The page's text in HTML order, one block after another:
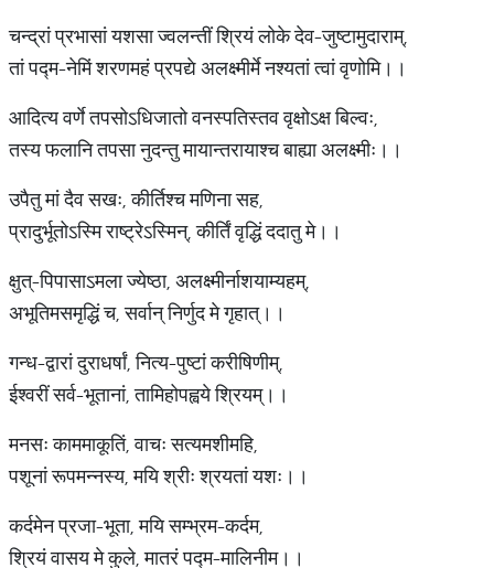
चन्द्रां प्रभासां यशसा ज्वलन्तीं श्रियं लोके देव-जुष्टामुदाराम्,
तां पद्म-नेमिं शरणमहं प्रपद्ये अलक्ष्मीर्मे नश्यतां त्वां वृणोमि।।
आदित्य वर्णे तपसोऽधिजातो वनस्पतिस्तव वृक्षोऽक्ष बिल्वः,
तस्य फलानि तपसा नुदन्तु मायान्तरायाश्च बाह्या अलक्ष्मीः।।
उपैतु मां दैव सखः, कीर्तिश्च मणिना सह,
प्रादुर्भूतोऽस्मि राष्ट्रेऽस्मिन्, कीर्तिं वृद्धिं ददातु मे।।
क्षुत्-पिपासाऽमला ज्येष्ठा, अलक्ष्मीर्नाशयाम्यहम्,
अभूतिमसमृद्धिं च, सर्वान् निर्णुद मे गृहात्।।
गन्ध-द्वारां दुराधर्षां, नित्य-पुष्टां करीषिणीम्,
ईश्वरीं सर्व-भूतानां, तामिहोपह्वये श्रियम्।।
मनसः काममाकूतिं, वाचः सत्यमशीमहि,
पशूनां रूपमन्नस्य, मयि श्रीः श्रयतां यशः।।
कर्दमेन प्रजा-भूता, मयि सम्भ्रम-कर्दम,
श्रियं वासय मे कुले, मातरं पद्म-मालिनीम।।